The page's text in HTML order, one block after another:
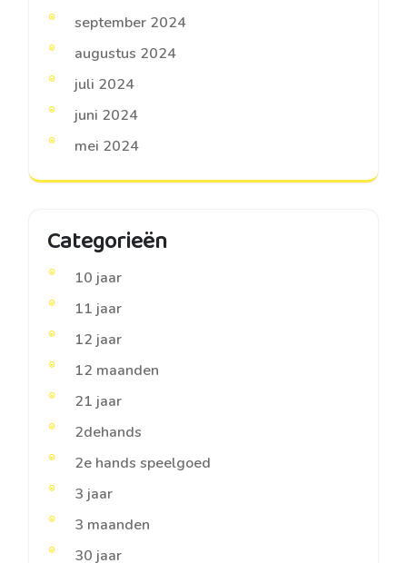
september 2024
augustus 2024
juli 2024
juni 2024
mei 2024
Categorieën
10 jaar
11 jaar
12 jaar
12 maanden
21 jaar
2dehands
2e hands speelgoed
3 jaar
3 maanden
30 jaar